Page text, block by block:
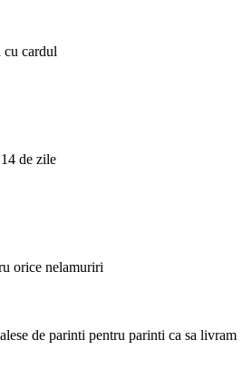
cu cardul
de zile
orice nelamuriri
de parinti pentru parinti ca sa livram